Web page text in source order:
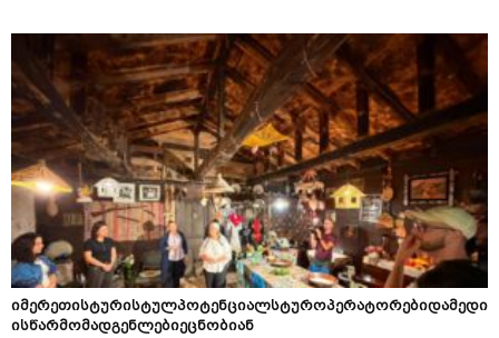
იმერეთისტურისტულპოტენციალსტუროპერატორებიდამედი
ისწარმომადგენლებიეცნობიან